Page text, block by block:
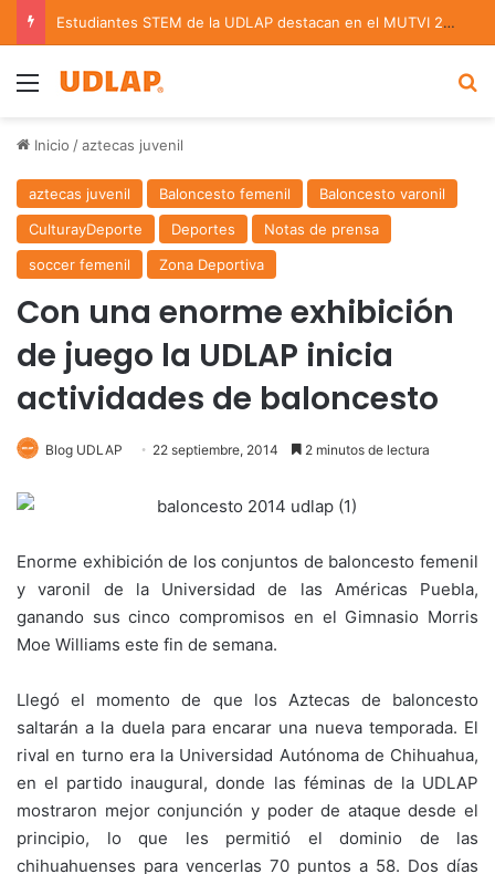
Estudiantes STEM de la UDLAP destacan en el MUTVI 2026
Menu
Inicio /aztecas juvenil
aztecas juvenil Baloncesto femenil
Baloncesto varonil
CulturayDeporte
Deportes
Notas de prensa
soccer femenil
Zona Deportiva
Con una enorme exhibición
de juego la UDLAP inicia
actividades de baloncesto
Blog UDLAP 22 septiembre, 2014 2 minutos de lectura
Enorme exhibición de los conjuntos de baloncesto femenil
y varonil de la Universidad de las Américas Puebla,
ganando sus cinco compromisos en el Gimnasio Morris
Moe Williams este fin de semana.
Llegó el momento de que los Aztecas de baloncesto
saltarán a la duela para encarar una nueva temporada. El
rival en turno era la Universidad Autónoma de Chihuahua,
en el partido inaugural, donde las féminas de la UDLAP
mostraron mejor conjunción y poder de ataque desde el
principio, lo que les permitió el dominio de las
chihuahuenses para vencerlas 70 puntos a 58. Dos días